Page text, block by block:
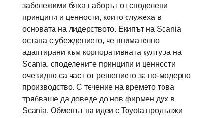
забележими бяха наборът от споделени
принципи и ценности, които служеха в
основата на лидерството. Екипът на Scania
остана с убеждението, че внимателно
адаптирани към корпоративната култура на
Scania, споделените принципи и ценности
очевидно са част от решението за по-модерно
производство. С течение на времето това
трябваше да доведе до нов фирмен дух в
Scania. Обменът на идеи с Toyota продължи